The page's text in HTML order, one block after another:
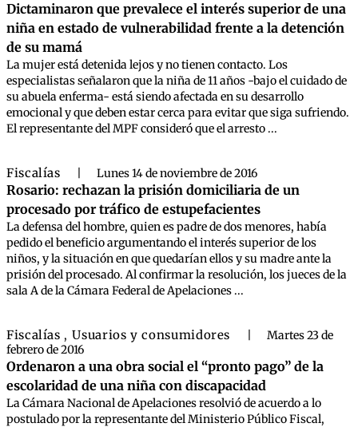
Dictaminaron que prevalece el interés superior de una
niña en estado de vulnerabilidad frente a la detención
de su mamá
La mujer está detenida lejos y no tienen contacto. Los
especialistas señalaron que la niña de 11 años -bajo el cuidado de
su abuela enferma- está siendo afectada en su desarrollo
emocional y que deben estar cerca para evitar que siga sufriendo.
El representante del MPF consideró que el arresto ...
Fiscalías Lunes 14 de noviembre de 2016
Rosario: rechazan la prisión domiciliaria de un
procesado por tráfico de estupefacientes
La defensa del hombre, quien es padre de dos menores, había
pedido el beneficio argumentando el interés superior de los
niños, y la situación en que quedarían ellos y su madre ante la
prisión del procesado. Al confirmar la resolución, los jueces de la
sala A de la Cámara Federal de Apelaciones ...
Fiscalías , Usuarios y consumidores
Martes 23 de
febrero de 2016
Ordenaron a una obra social el “pronto pago” de la
escolaridad de una niña con discapacidad
La Cámara Nacional de Apelaciones resolvió de acuerdo a lo
postulado por la representante del Ministerio Público Fiscal,